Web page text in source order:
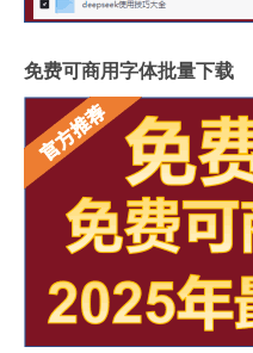
免费可商用字体批量下载